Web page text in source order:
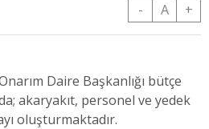
- A +
Daire Başkanlığı bütçe
akaryakıt, personel ve yedek
oluşturmaktadır.